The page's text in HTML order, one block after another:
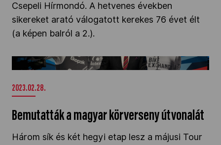
Csepeli Hírmondó. A hetvenes években
sikereket arató válogatott kerekes 76 évet élt
(a képen balról a 2.).
Bemutatták a magyar körverseny útvonalát" />
2023.02.28.
Bemutatták a magyar körverseny útvonalát
Három sík és két hegyi etap lesz a májusi Tour